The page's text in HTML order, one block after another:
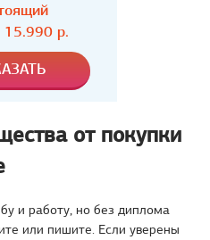
15.990р.
от покупки
и работу, но без диплома
или пишите. Если уверены